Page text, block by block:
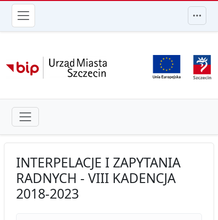
przejdź do głównego menu
INTERPELACJE I ZAPYTANIA
RADNYCH - VIII KADENCJA
2018-2023